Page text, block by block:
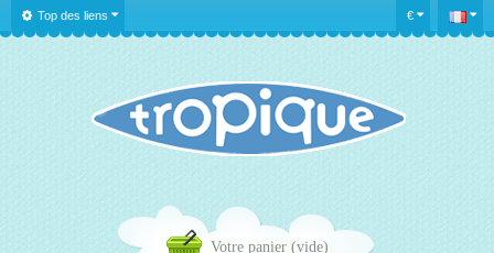
€
Top des liens
Votre panier (vide)